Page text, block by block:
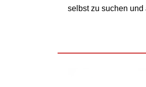
selbst zu suchen und